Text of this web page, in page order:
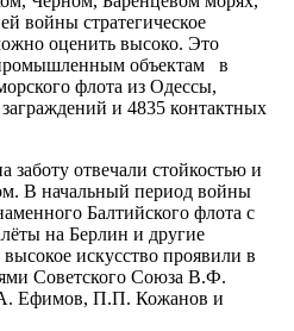
войны стратегическое
оценить высоко. Это
объектам в
флота из Одессы,
и 4835 контактных
отвечали стойкостью и
В начальный период войны
Балтийского флота с
на Берлин и другие
искусство проявили в
Советского Союза В.Ф.
Ефимов, П.П. Кожанов и